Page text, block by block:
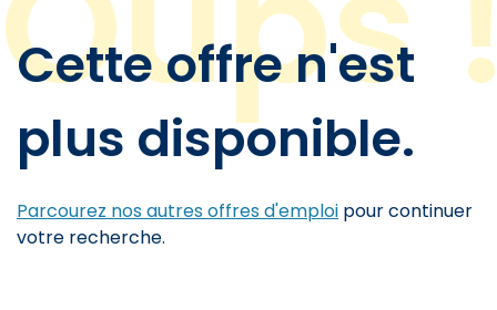
Cette offre n'est
plus disponible.
Parcourez nos autres offres d'emploi pour continuer
votre recherche.